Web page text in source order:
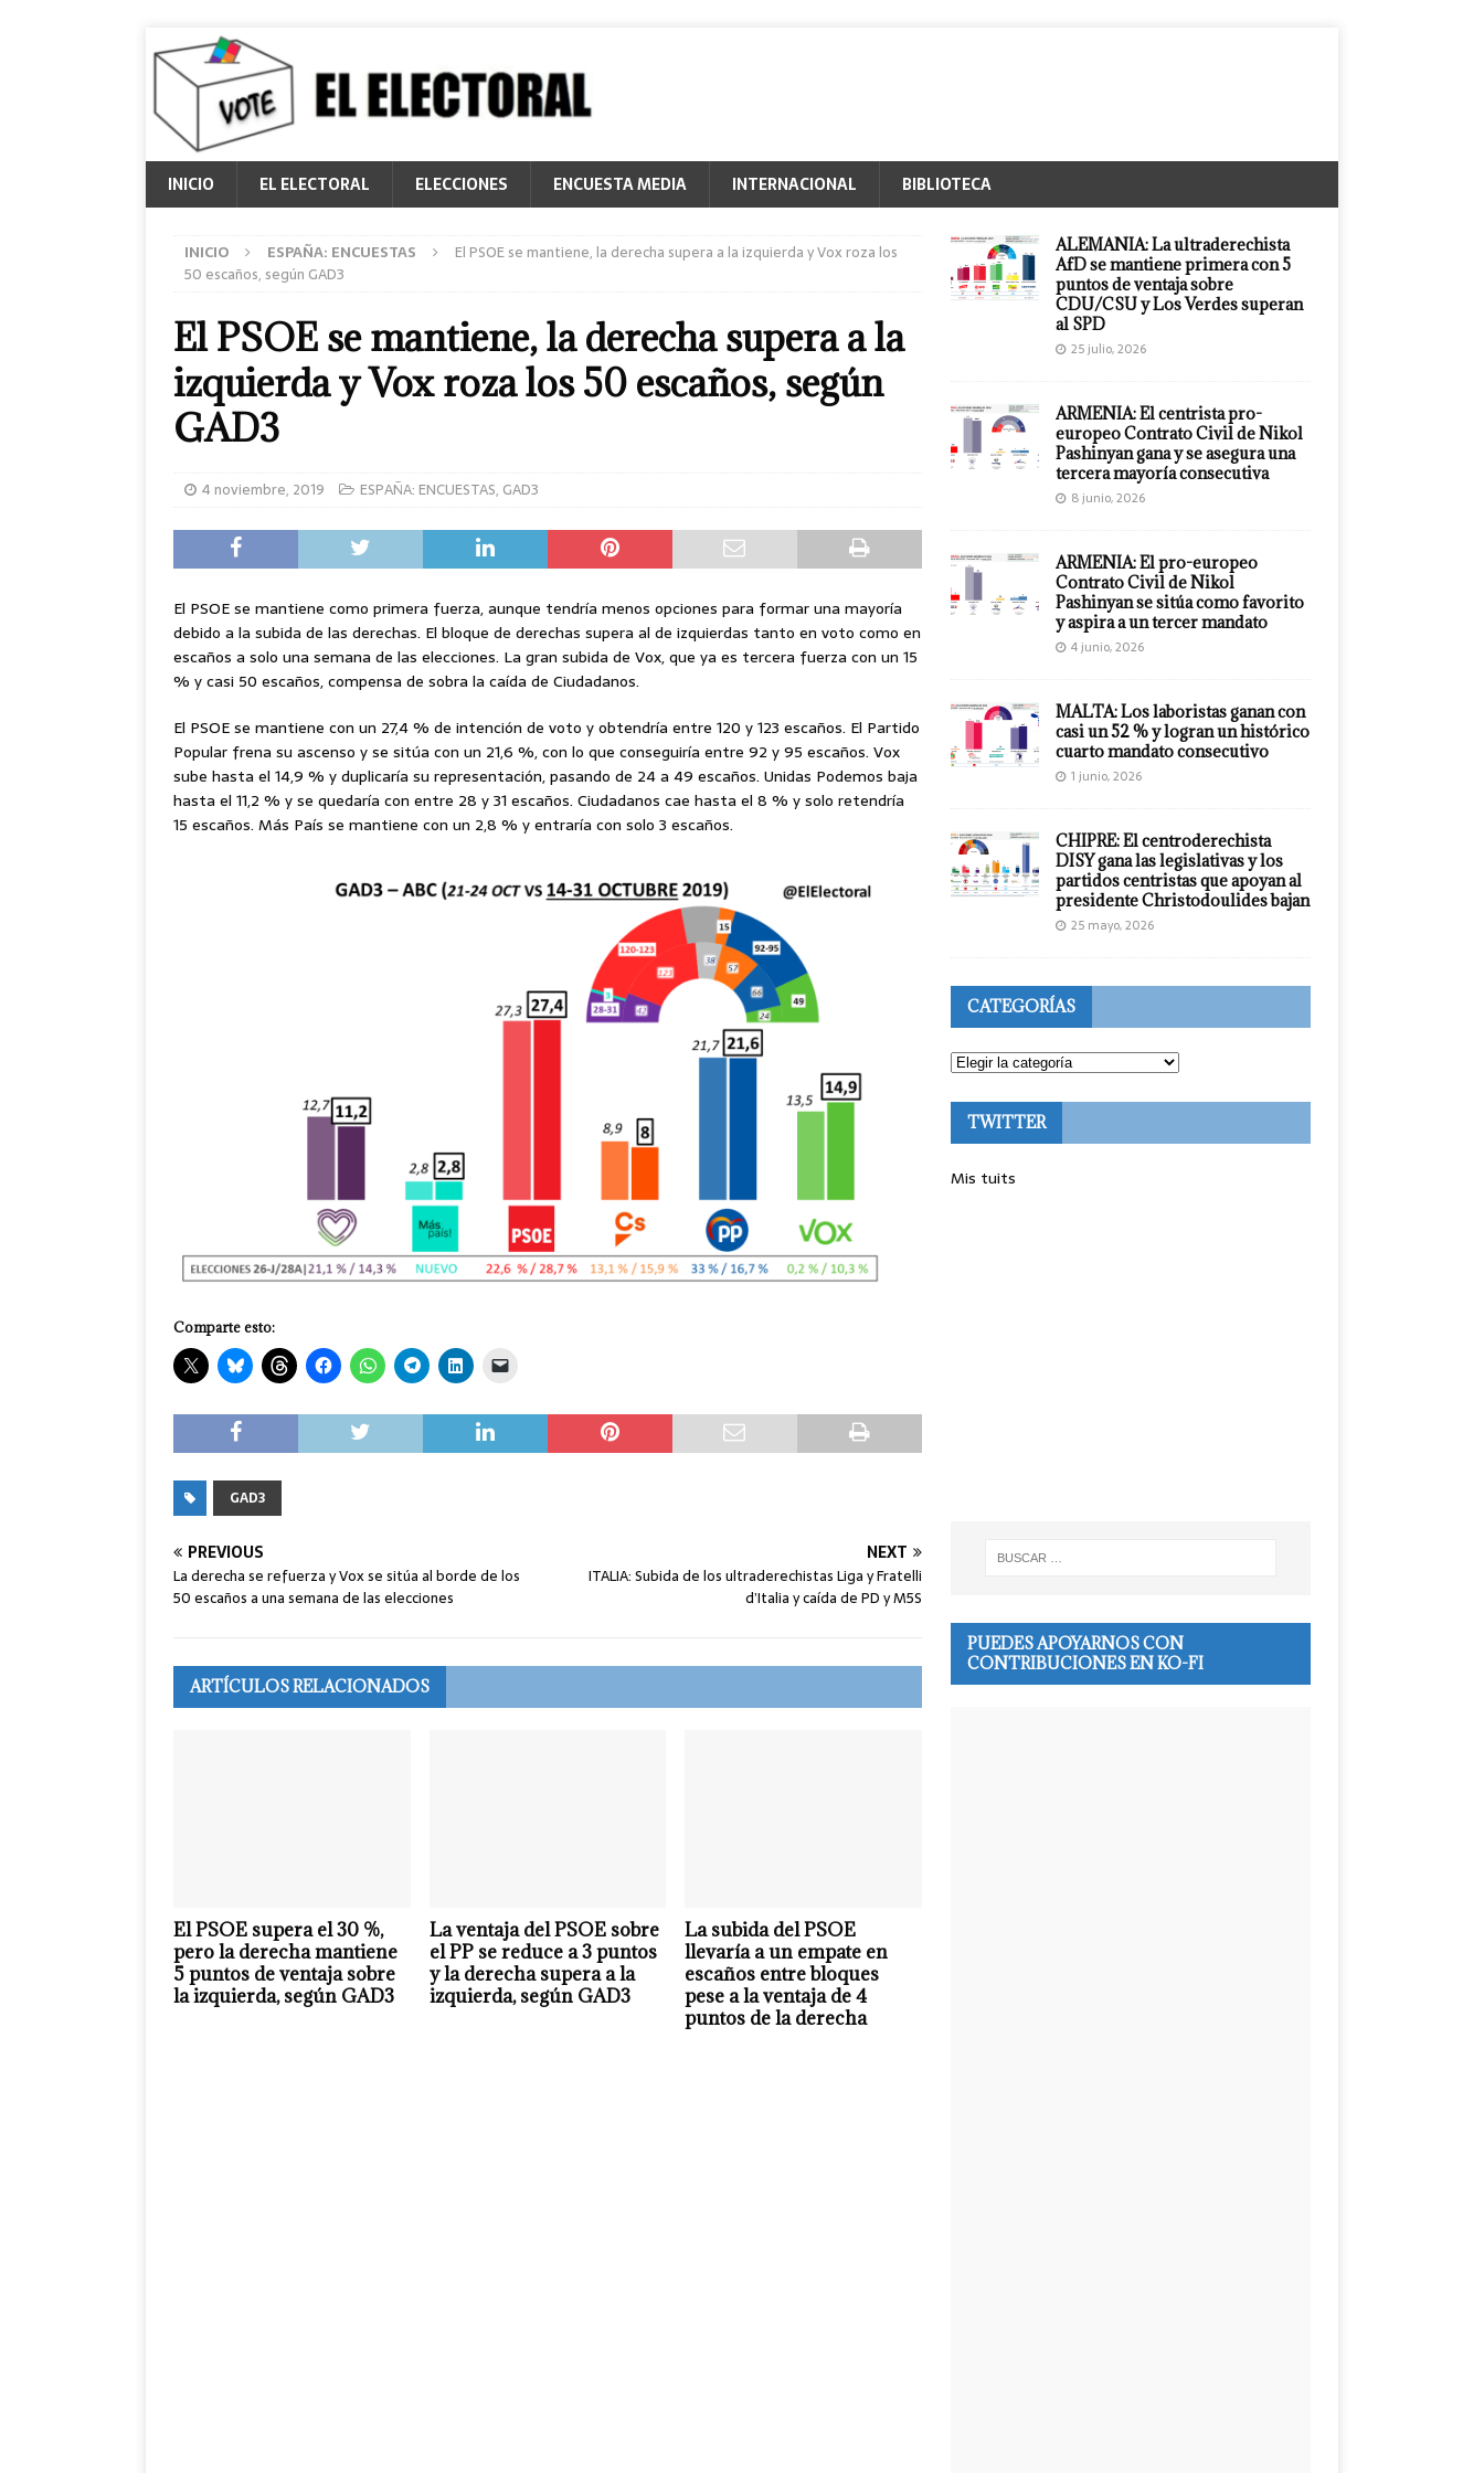
INICIO EL ELECTORAL ELECCIONES ENCUESTA MEDIA INTERNACIONAL BIBLIOTECA
INICIO ESPAÑA: ENCUESTAS
El PSOE se mantiene, la derecha supera a la izquierda y Vox roza los
50 escaños, según GAD3
El PSOE se mantiene, la derecha supera a la
izquierda y Vox roza los 50 escaños, según
GAD3
4 noviembre, 2019 ESPAÑA: ENCUESTAS, GAD3
El PSOE se mantiene como primera fuerza, aunque tendría menos opciones para formar una mayoría
debido a la subida de las derechas. El bloque de derechas supera al de izquierdas tanto en voto como en
escaños a solo una semana de las elecciones. La gran subida de Vox, que ya es tercera fuerza con un 15
% y casi 50 escaños, compensa de sobra la caída de Ciudadanos.
El PSOE se mantiene con un 27,4 % de intención de voto y obtendría entre 120 y 123 escaños. El Partido
Popular frena su ascenso y se sitúa con un 21,6 %, con lo que conseguiría entre 92 y 95 escaños. Vox
sube hasta el 14,9 % y duplicaría su representación, pasando de 24 a 49 escaños. Unidas Podemos baja
hasta el 11,2 % y se quedaría con entre 28 y 31 escaños. Ciudadanos cae hasta el 8 % y solo retendría
15 escaños. Más País se mantiene con un 2,8 % y entraría con solo 3 escaños.
Comparte esto:
GAD3
PREVIOUS
La derecha se refuerza y Vox se sitúa al borde de los
50 escaños a una semana de las elecciones
NEXT
ITALIA: Subida de los ultraderechistas Liga y Fratelli
d’Italia y caída de PD y M5S
ARTÍCULOS RELACIONADOS
El PSOE supera el 30 %,
pero la derecha mantiene
5 puntos de ventaja sobre
la izquierda, según GAD3
La ventaja del PSOE sobre
el PP se reduce a 3 puntos
y la derecha supera a la
izquierda, según GAD3
La subida del PSOE
llevaría a un empate en
escaños entre bloques
pese a la ventaja de 4
puntos de la derecha
ALEMANIA: La ultraderechista
AfD se mantiene primera con 5
puntos de ventaja sobre
CDU/CSU y Los Verdes superan
al SPD
25 julio, 2026
ARMENIA: El centrista pro-
europeo Contrato Civil de Nikol
Pashinyan gana y se asegura una
tercera mayoría consecutiva
8 junio, 2026
ARMENIA: El pro-europeo
Contrato Civil de Nikol
Pashinyan se sitúa como favorito
y aspira a un tercer mandato
4 junio, 2026
MALTA: Los laboristas ganan con
casi un 52 % y logran un histórico
cuarto mandato consecutivo
1 junio, 2026
CHIPRE: El centroderechista
DISY gana las legislativas y los
partidos centristas que apoyan al
presidente Christodoulides bajan
25 mayo, 2026
CATEGORÍAS
TWITTER
Mis tuits
PUEDES APOYARNOS CON
CONTRIBUCIONES EN KO-FI